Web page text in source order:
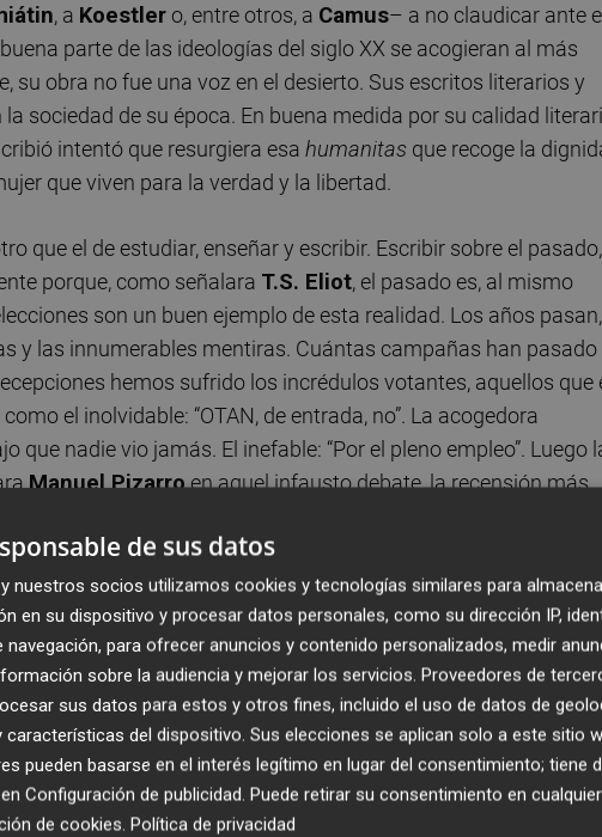
, a Koestler o, entre otros, a Camus– a no claudicar ante
parte de las ideologías del siglo XX se acogieran al más
su obra no fue una voz en el desierto. Sus escritos literarios y
sociedad de su época. En buena medida por su calidad
intentó que resurgiera esa humanitas que recoge la
que viven para la verdad y la libertad.
que el de estudiar, enseñar y escribir. Escribir sobre el pasado,
porque, como señalara T.S. Eliot, el pasado es, al mismo
son un buen ejemplo de esta realidad. Los años pasan,
y las innumerables mentiras. Cuántas campañas han pasado
hemos sufrido los incrédulos votantes, aquellos que
el inolvidable: “OTAN, de entrada, no”. La acogedora
que nadie vio jamás. El inefable: “Por el pleno empleo”. Luego
Manuel Pizarroen aquel infausto debate, la recensión más
subiremos los impuestos”. Me imagino al ex ministro
despacho. El simpar: “Reformaremos la Ley del aborto”. Un
aGallardón, pero no su dignidad. La esperanzadora
de los miembros del CGPJ y del TC para fortalecer su
un profundo sonrojo. Pero nada comparable con
permitir que la gobernabilidad de España descanse en
O esta otra perla entresacada de esas
vamos a pactar, si quiere se lo digo 20 veces”. Intuyo que, en
que se lo diga una vez más, por si acaso lo cumple. Por soñar
de sus datos
nuestros socios utilizamos cookies y tecnologías similares para
en su dispositivo y procesar datos personales, como su dirección IP,
navegación, para ofrecer anuncios y contenido personalizados, medir
sobre la audiencia y mejorar los servicios. Proveedores de
sus datos para estos y otros fines, incluido el uso de datos de
características del dispositivo. Sus elecciones se aplican solo a este sitio
pueden basarse en el interés legítimo en lugar del consentimiento; tiene
Configuración de publicidad. Puede retirar su consentimiento en
de cookies. Política de privacidad